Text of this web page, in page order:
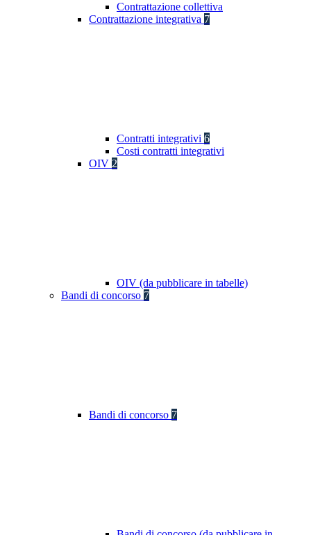
Contrattazione collettiva
Contrattazione integrativa 7
Contratti integrativi 6
Costi contratti integrativi
OIV 2
OIV (da pubblicare in tabelle)
Bandi di concorso 7
Bandi di concorso 7